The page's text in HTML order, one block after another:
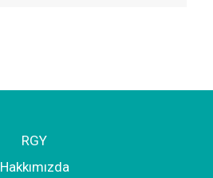
RGY
Hakkımızda